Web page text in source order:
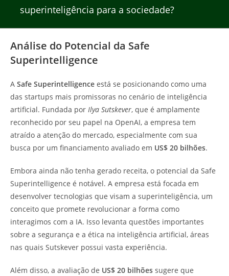
superinteligência para a sociedade?
Análise do Potencial da Safe
Superintelligence
A Safe Superintelligence está se posicionando como uma
das startups mais promissoras no cenário de inteligência
artificial. Fundada por Ilya Sutskever, que é amplamente
reconhecido por seu papel na OpenAI, a empresa tem
atraído a atenção do mercado, especialmente com sua
busca por um financiamento avaliado em US$ 20 bilhões.
Embora ainda não tenha gerado receita, o potencial da Safe
Superintelligence é notável. A empresa está focada em
desenvolver tecnologias que visam a superinteligência, um
conceito que promete revolucionar a forma como
interagimos com a IA. Isso levanta questões importantes
sobre a segurança e a ética na inteligência artificial, áreas
nas quais Sutskever possui vasta experiência.
Além disso, a avaliação de US$ 20 bilhões sugere que